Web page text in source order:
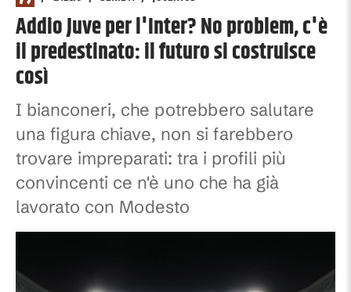
Addio Juve per l'Inter? No problem, c'è
il predestinato: il futuro si costruisce
così
I bianconeri, che potrebbero salutare
una figura chiave, non si farebbero
trovare impreparati: tra i profili più
convincenti ce n'è uno che ha già
lavorato con Modesto